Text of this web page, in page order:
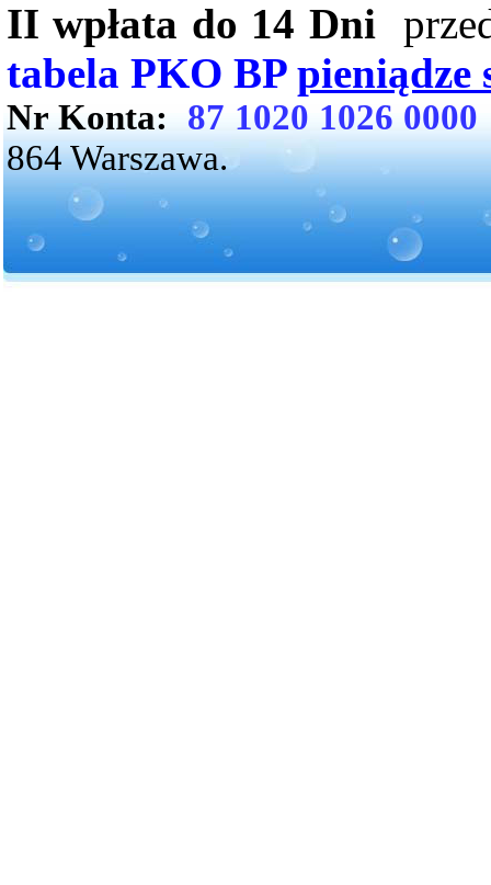
II wpłata do 14 Dni
tabela PKO BP pieniądze
Nr Konta:
87 1020 1026
864 Warszawa.